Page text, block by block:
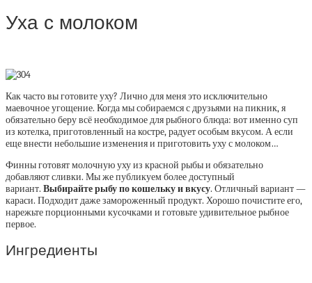
Уха с молоком
Как часто вы готовите уху? Лично для меня это исключительно
маевочное угощение. Когда мы собираемся с друзьями на пикник, я
обязательно беру всё необходимое для рыбного блюда: вот именно суп
из котелка, приготовленный на костре, радует особым вкусом. А если
еще внести небольшие изменения и приготовить уху с молоком…
Финны готовят молочную уху из красной рыбы и обязательно
добавляют сливки. Мы же публикуем более доступный
вариант. Выбирайте рыбу по кошельку и вкусу. Отличный вариант —
караси. Подходит даже замороженный продукт. Хорошо почистите его,
нарежьте порционными кусочками и готовьте удивительное рыбное
первое.
Ингредиенты